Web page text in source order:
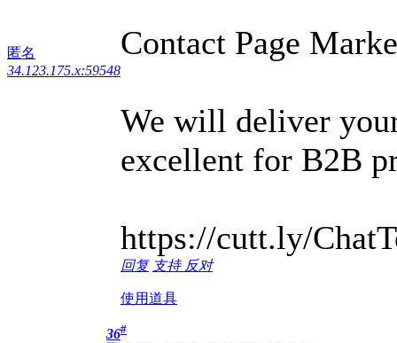
匿名
34.123.175.x:59548
Contact Page
We will deliver
excellent for B2B
https://cutt.ly/
回复 支持 反对
使用道具
36#